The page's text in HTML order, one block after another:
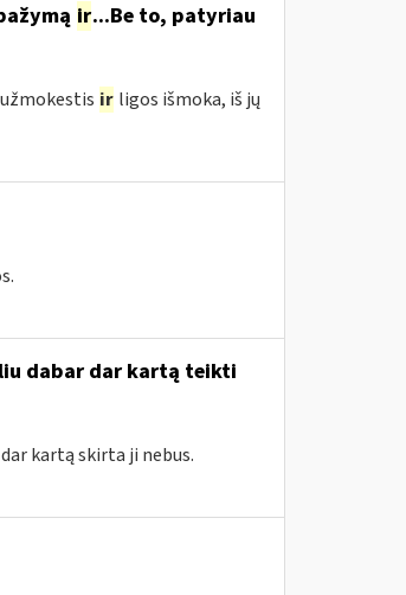
ir...Be to, patyriau
ir ligos išmoka, iš jų
dabar dar kartą teikti
kartą skirta ji nebus.